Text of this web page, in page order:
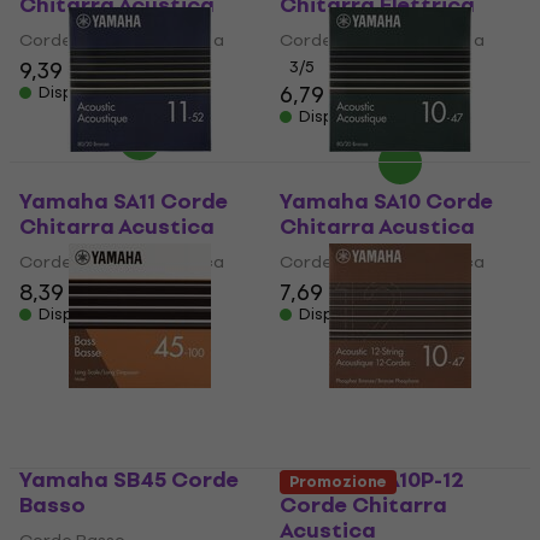
Corde Chitarra Acustica
9,39 €9,99 €
Disponibile
Corde Chitarra Elettrica
3/5
6,79 €6,99 €
Disponibile
Yamaha SA11 Corde
Chitarra Acustica
Corde Chitarra Acustica
8,39 €
Disponibile
Yamaha SA10 Corde
Chitarra Acustica
Corde Chitarra Acustica
7,69 €
Disponibile
Yamaha SB45 Corde
Basso
Yamaha SA10P-12
Corde Chitarra
Acustica
Promozione